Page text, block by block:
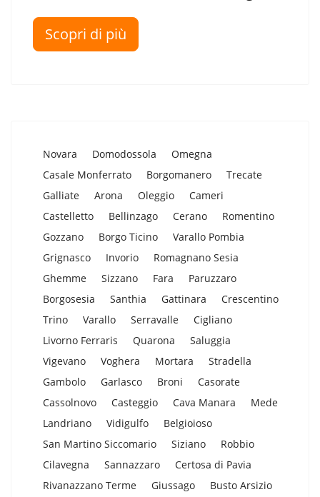
Scopri di più
Novara Domodossola
Omegna
Casale Monferrato
Borgomanero
Trecate
Galliate
Arona Oleggio
Cameri
Castelletto
Bellinzago Cerano
Romentino
Gozzano
Borgo Ticino
Varallo Pombia
Grignasco
Invorio
Romagnano Sesia
Ghemme
Sizzano Fara
Paruzzaro
Borgosesia
Santhia Gattinara
Crescentino
Trino
Varallo Serravalle
Cigliano
Livorno Ferraris
Quarona
Saluggia
Vigevano
Voghera Mortara
Stradella
Gambolo
Garlasco Broni
Casorate
Cassolnovo
Casteggio Cava Manara
Mede
Landriano
Vidigulfo
Belgioioso
San Martino Siccomario
Siziano
Robbio
Cilavegna
Sannazzaro
Certosa di Pavia
Rivanazzano Terme
Giussago
Busto Arsizio